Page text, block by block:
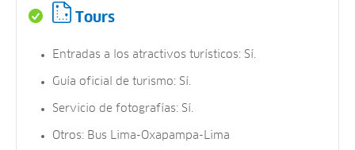
Tours
Entradas a los atractivos turísticos: Sí.
Guía oficial de turismo: Sí.
Servicio de fotografías: Sí.
Otros: Bus Lima-Oxapampa-Lima